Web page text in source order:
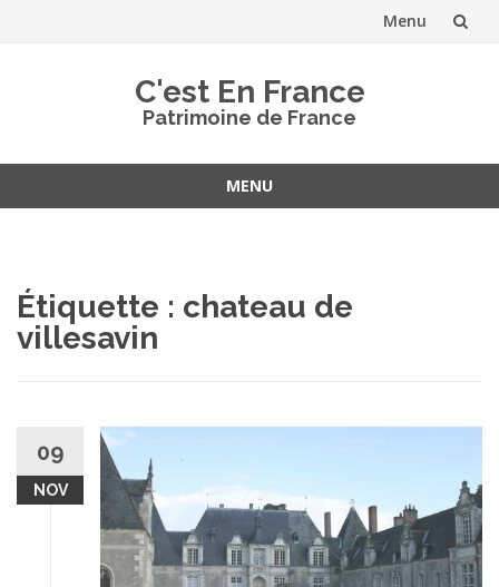
Menu
C'est En France
Patrimoine de France
MENU
Étiquette : chateau de
villesavin
09
NOV